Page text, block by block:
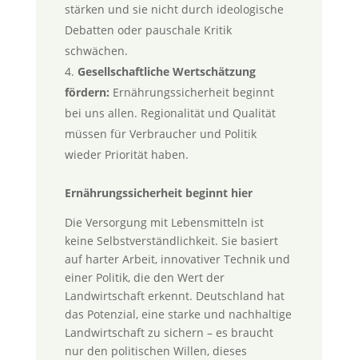
stärken und sie nicht durch ideologische
Debatten oder pauschale Kritik
schwächen.
Gesellschaftliche Wertschätzung
fördern: Ernährungssicherheit beginnt
bei uns allen. Regionalität und Qualität
müssen für Verbraucher und Politik
wieder Priorität haben.
Ernährungssicherheit beginnt hier
Die Versorgung mit Lebensmitteln ist
keine Selbstverständlichkeit. Sie basiert
auf harter Arbeit, innovativer Technik und
einer Politik, die den Wert der
Landwirtschaft erkennt. Deutschland hat
das Potenzial, eine starke und nachhaltige
Landwirtschaft zu sichern – es braucht
nur den politischen Willen, dieses